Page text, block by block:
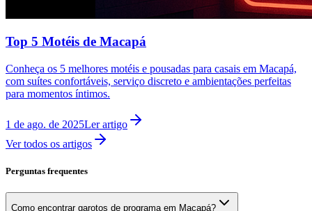
Top 5 Motéis de Macapá
Conheça os 5 melhores motéis e pousadas para casais em Macapá,
com suítes confortáveis, serviço discreto e ambientações perfeitas
para momentos íntimos.
1 de ago. de 2025Ler artigo
Ver todos os artigos
Perguntas frequentes
Como encontrar garotos de programa em Macapá?